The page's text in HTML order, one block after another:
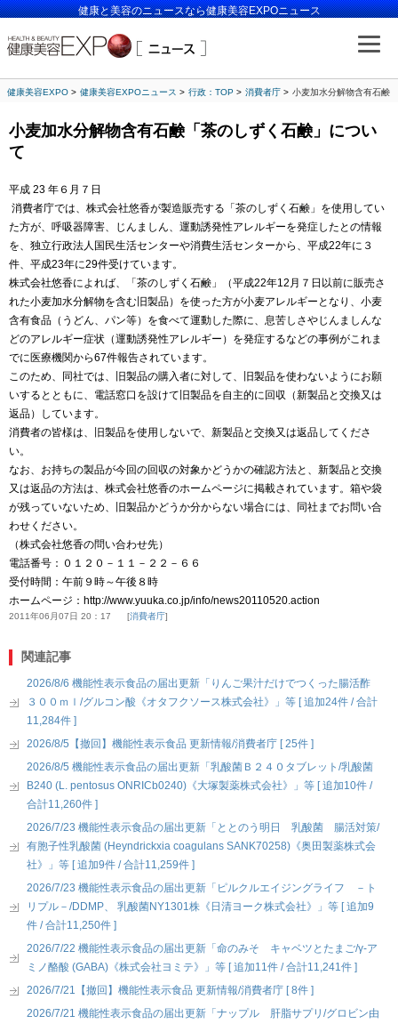
健康と美容のニュースなら健康美容EXPOニュース
健康美容EXPO 健康美容EXPOニュース 行政：TOP 消費者庁 小麦加水分解物含有石鹸
小麦加水分解物含有石鹸「茶のしずく石鹸」につい
て
平成 23 年６月７日
消費者庁では、株式会社悠香が製造販売する「茶のしずく石鹸」を使用してい
た方が、呼吸器障害、じんましん、運動誘発性アレルギーを発症したとの情報
を、独立行政法人国民生活センターや消費生活センターから、平成22年に３
件、平成23年に29件受けています。
株式会社悠香によれば、「茶のしずく石鹸」（平成22年12月７日以前に販売さ
れた小麦加水分解物を含む旧製品）を使った方が小麦アレルギーとなり、小麦
含有食品（うどん、パン等）を食べて運動した際に、息苦しさやじんましんな
どのアレルギー症状（運動誘発性アレルギー）を発症するなどの事例がこれま
でに医療機関から67件報告されています。
このため、同社では、旧製品の購入者に対して、旧製品を使わないようにお願
いするとともに、電話窓口を設けて旧製品を自主的に回収（新製品と交換又は
返品）しています。
消費者の皆様は、旧製品を使用しないで、新製品と交換又は返品してくださ
い。
なお、お持ちの製品が今回の回収の対象かどうかの確認方法と、新製品と交換
又は返品の方法は、株式会社悠香のホームページに掲載されています。箱や袋
が残っていないため、旧製品かどうか分からない場合には、同社までお問い合
わせください。
（株式会社悠香の問い合わせ先）
電話番号：０１２０－１１－２２－６６
受付時間：午前９時～午後８時
ホームページ：http://www.yuuka.co.jp/info/news20110520.action
2011年06月07日 20：17 消費者庁
関連記事
2026/8/6 機能性表示食品の届出更新「りんご果汁だけでつくった腸活酢
３００ｍｌ/グルコン酸《オタフクソース株式会社》」等 [ 追加24件 / 合計
11,284件 ]
2026/8/5【撤回】機能性表示食品 更新情報/消費者庁 [ 25件 ]
2026/8/5 機能性表示食品の届出更新「乳酸菌Ｂ２４０タブレット/乳酸菌
B240 (L. pentosus ONRICb0240)《大塚製薬株式会社》」等 [ 追加10件 /
合計11,260件 ]
2026/7/23 機能性表示食品の届出更新「ととのう明日 乳酸菌 腸活対策/
有胞子性乳酸菌 (Heyndrickxia coagulans SANK70258)《奥田製薬株式会
社》」等 [ 追加9件 / 合計11,259件 ]
2026/7/23 機能性表示食品の届出更新「ピルクルエイジングライフ －ト
リプル－/DDMP、 乳酸菌NY1301株《日清ヨーク株式会社》」等 [ 追加9
件 / 合計11,250件 ]
2026/7/22 機能性表示食品の届出更新「命のみそ キャベツとたまご/γ-ア
ミノ酪酸 (GABA)《株式会社ヨミテ》」等 [ 追加11件 / 合計11,241件 ]
2026/7/21【撤回】機能性表示食品 更新情報/消費者庁 [ 8件 ]
2026/7/21 機能性表示食品の届出更新「ナップル 肝脂サプリ/グロビン由